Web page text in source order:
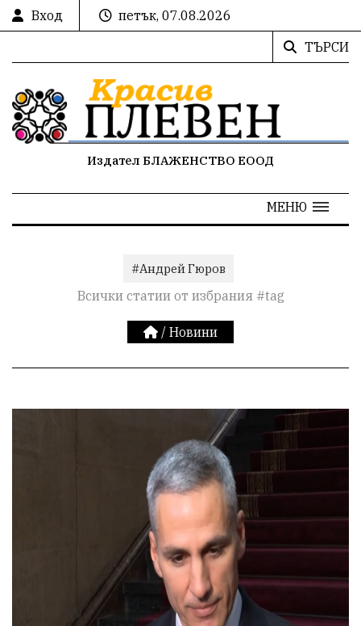
Вход
петък, 07.08.2026
ТЪРСИ
Издател БЛАЖЕНСТВО ЕООД
МЕНЮ
#Андрей Гюров
Всички статии от избрания #tag
/ Новини